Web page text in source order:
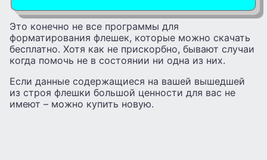
Это конечно не все программы для
форматирования флешек, которые можно скачать
бесплатно. Хотя как не прискорбно, бывают случаи
когда помочь не в состоянии ни одна из них.
Если данные содержащиеся на вашей вышедшей
из строя флешки большой ценности для вас не
имеют – можно купить новую.